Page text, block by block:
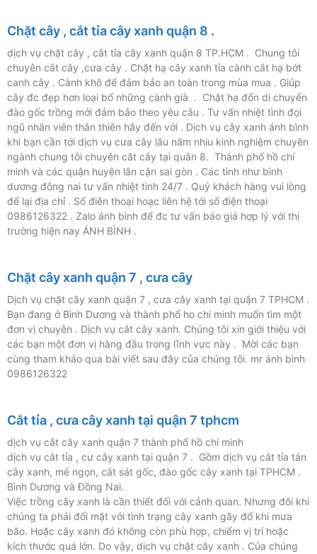
Chặt cây , cắt tỉa cây xanh quận 8 .
dịch vụ chặt cây , cắt tỉa cây xanh quận 8 TP.HCM . Chung tôi
chuyên cắt cây ,cưa cây . Chặt hạ cây xanh tỉa cành cắt hạ bớt
canh cây . Cành khô để đảm bảo an toàn trong mùa mua . Giúp
cây đc đẹp hơn loại bổ những cành già . Chặt hạ đốn di chuyển
đào gốc trồng mới đảm bảo theo yêu câu . Tư vấn nhiệt tình đọi
ngũ nhân viên thân thiên hãy đến với . Dịch vụ cây xanh ánh bình
khi bạn cần tới dịch vụ cưa cây lâu năm nhiu kinh nghiệm chuyên
ngành chung tôi chuyên căt cây tại quân 8. Thành phố hồ chí
minh và các quận huyện lân cận sai gòn . Các tình như bình
dương đông nai tư vấn nhiệt tình 24/7 . Quý khách hàng vui lòng
để lại địa chỉ . Số điên thoại hoạc liên hệ tới số điện thoại
0986126322 . Zalo ánh bình để đc tư vấn báo giá hợp lý với thị
trường hiện nay ÁNH BÌNH .
Chặt cây xanh quận 7 , cưa cây
Dịch vụ chặt cây xanh quận 7 , cưa cây xanh tại quận 7 TPHCM .
Bạn đang ở Bình Dương và thành phố ho chi minh muốn tìm một
đơn vị chuyên . Dịch vụ cắt cây xanh. Chúng tôi xin giới thiệu với
các bạn một đơn vị hàng đầu trong lĩnh vực này . Mời các bạn
cùng tham khảo qua bài viết sau đây của chúng tôi. mr ánh bình
0986126322
Cắt tỉa , cưa cây xanh tại quận 7 tphcm
dịch vụ cắt cây xanh quận 7 thành phố hồ chí minh
dịch vụ cắt tỉa , cư cây xanh tại quận 7 . Gồm dịch vụ cắt tỉa tán
cây xanh, mé ngọn, cắt sát gốc, đào gốc cây xanh tại TPHCM .
Bình Dương và Đồng Nai.
Việc trồng cây xanh là cần thiết đối với cảnh quan. Nhưng đôi khi
chúng ta phải đối mặt với tình trạng cây xanh gãy đổ khi mưa
bão. Hoặc cây xanh đó không còn phù hợp, chiếm vị trí hoặc
kích thước quá lớn. Do vậy, dịch vụ chặt cây xanh . Của chúng